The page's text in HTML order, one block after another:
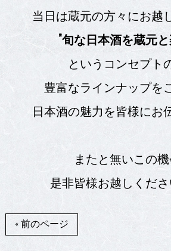
当日は蔵元の方々にお越
"旬な日本酒を蔵元
というコンセプト
豊富なラインナップを
日本酒の魅力を皆様にお
またと無いこの機
是非皆様お越しくださ
« 前のページ